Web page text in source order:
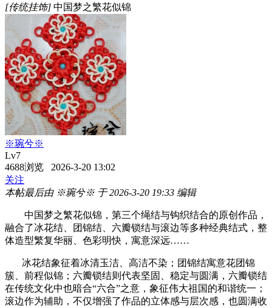
[传统挂饰] 中国梦之繁花似锦
※琬兮※
Lv7
4688浏览 2026-3-20 13:02
关注
本帖最后由 ※琬兮※ 于 2026-3-20 19:33 编辑
中国梦之繁花似锦，第三个绳结与钩织结合的原创作品，
融合了冰花结、团锦结、六瓣锁结与滚边等多种经典结式，整
体造型繁复华丽、色彩明快，寓意深远……
冰花结象征着冰清玉洁、高洁不染；团锦结寓意花团锦
簇、前程似锦；六瓣锁结则代表坚固、稳定与圆满，六瓣锁结
在传统文化中也暗合“六合”之意，象征伟大祖国的和谐统一；
滚边作为辅助，不仅增强了作品的立体感与层次感，也圆满收